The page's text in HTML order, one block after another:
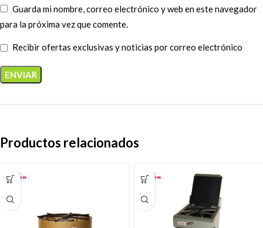
Guarda mi nombre, correo electrónico y web en este navegador
para la próxima vez que comente.
Recibir ofertas exclusivas y noticias por correo electrónico
Productos relacionados